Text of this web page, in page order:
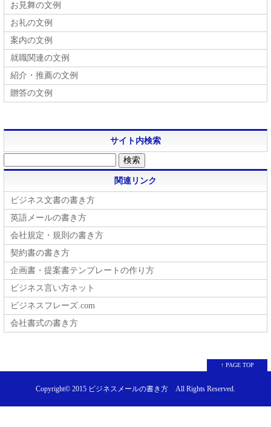
お見舞の文例
お礼の文例
案内の文例
就職関連の文例
紹介・推薦の文例
贈答の文例
サイト内検索
関連リンク
ビジネス文書の書き方
英語メールの書き方
会社規定・規則の書き方
契約書の書き方
企画書・提案書テンプレートの作り方
ビジネス言い方ネット
ビジネスフレーズ.com
会社書式の書き方
↑ PAGE TOP
Copyright© 2015 ビジネスメールの書き方 All Rights Reserved.